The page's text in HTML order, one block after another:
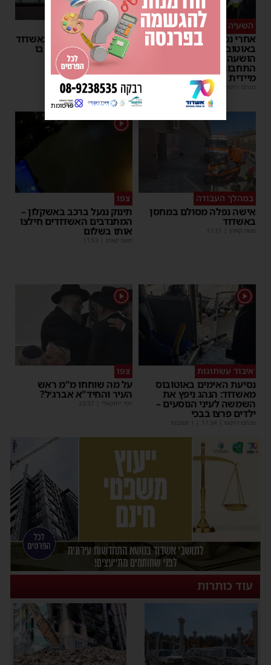
השעיה מיידית
אחרי נסיעת האימים
באוטובוס מאשדוד: הנהג
הושעה מתפקידו – משרד
התחבורה הורה על בדיקה
מיידית
מנחם דויטש 17:44
ליבו שב לפעום
אדם התמוטט בביתו באשדוד
– כוחות ההצלה ביצעו בו
פעולות החייאה
מנחם דויטש |
17:35
במהלך העבודה
אישה נפלה מסולם במחסן
באשדוד
משה קאהן 17:31
1
צפו
תינוק ננעל ברכב באשקלון –
המתנדבים האשדודים חילצו
אותו בשלום
משה קאהן 11:53
1
איבוד עשתונות
נסיעת האימים באוטובוס
מאשדוד: הנהג ניפץ את
השמשה לעיני הנוסעים –
ילדים פרצו בבכי
מנחם דויטש 11:34
1
צפו
על מה שוחחו מ"מ ראש
העיר והחיד"א אברג׳ל?
יוסי יחזקאלי 23:37
עוד כותרות
פרסומת